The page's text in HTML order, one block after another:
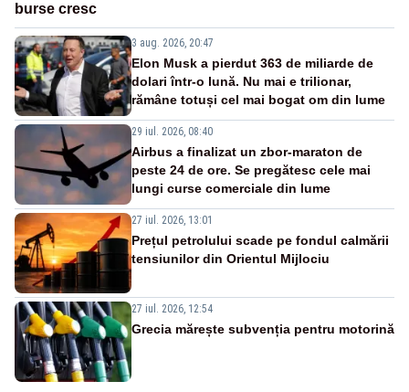
burse cresc
3 aug. 2026, 20:47
Elon Musk a pierdut 363 de miliarde de
dolari într-o lună. Nu mai e trilionar,
rămâne totuși cel mai bogat om din lume
29 iul. 2026, 08:40
Airbus a finalizat un zbor-maraton de
peste 24 de ore. Se pregătesc cele mai
lungi curse comerciale din lume
27 iul. 2026, 13:01
Prețul petrolului scade pe fondul calmării
tensiunilor din Orientul Mijlociu
27 iul. 2026, 12:54
Grecia mărește subvenția pentru motorină